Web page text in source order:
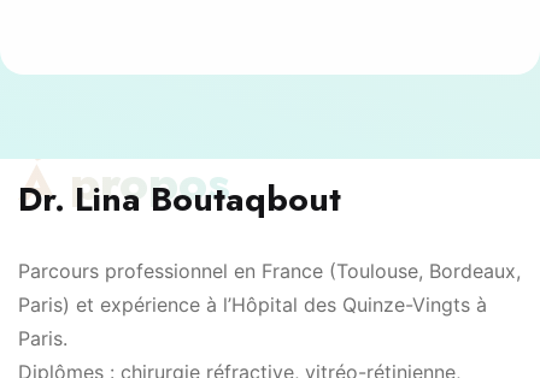
À propos
Dr. Lina Boutaqbout
Parcours professionnel en France (Toulouse, Bordeaux,
Paris) et expérience à l’Hôpital des Quinze-Vingts à
Paris.
Diplômes : chirurgie réfractive, vitréo-rétinienne,